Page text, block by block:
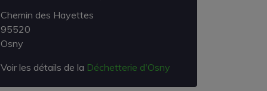
Chemin des Hayettes
95520
Osny
Voir les détails de la Déchetterie d'Osny